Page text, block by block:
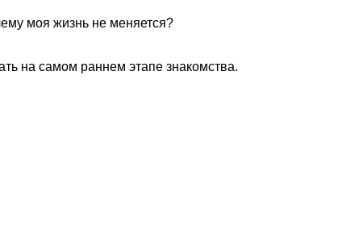
моя жизнь не меняется?
на самом раннем этапе знакомства.